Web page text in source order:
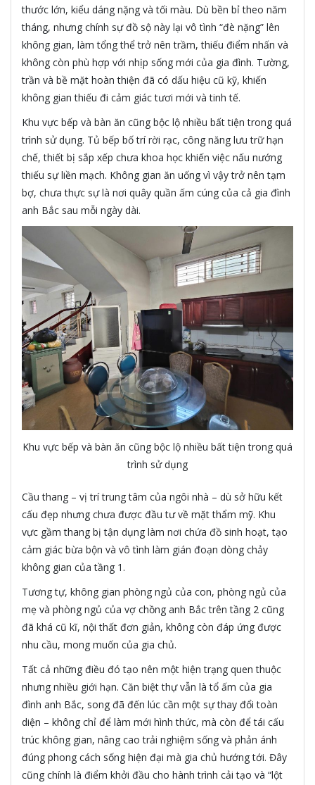
thước lớn, kiểu dáng nặng và tối màu. Dù bền bỉ theo năm
tháng, nhưng chính sự đồ sộ này lại vô tình “đè nặng” lên
không gian, làm tổng thể trở nên trầm, thiếu điểm nhấn và
không còn phù hợp với nhịp sống mới của gia đình. Tường,
trần và bề mặt hoàn thiện đã có dấu hiệu cũ kỹ, khiến
không gian thiếu đi cảm giác tươi mới và tinh tế.
Khu vực bếp và bàn ăn cũng bộc lộ nhiều bất tiện trong quá
trình sử dụng. Tủ bếp bố trí rời rạc, công năng lưu trữ hạn
chế, thiết bị sắp xếp chưa khoa học khiến việc nấu nướng
thiếu sự liền mạch. Không gian ăn uống vì vậy trở nên tạm
bợ, chưa thực sự là nơi quây quần ấm cúng của cả gia đình
anh Bắc sau mỗi ngày dài.
Khu vực bếp và bàn ăn cũng bộc lộ nhiều bất tiện trong quá
trình sử dụng
Cầu thang – vị trí trung tâm của ngôi nhà – dù sở hữu kết
cấu đẹp nhưng chưa được đầu tư về mặt thẩm mỹ. Khu
vực gầm thang bị tận dụng làm nơi chứa đồ sinh hoạt, tạo
cảm giác bừa bộn và vô tình làm gián đoạn dòng chảy
không gian của tầng 1.
Tương tự, không gian phòng ngủ của con, phòng ngủ của
mẹ và phòng ngủ của vợ chồng anh Bắc trên tầng 2 cũng
đã khá cũ kĩ, nội thất đơn giản, không còn đáp ứng được
nhu cầu, mong muốn của gia chủ.
Tất cả những điều đó tạo nên một hiện trạng quen thuộc
nhưng nhiều giới hạn. Căn biệt thự vẫn là tổ ấm của gia
đình anh Bắc, song đã đến lúc cần một sự thay đổi toàn
diện – không chỉ để làm mới hình thức, mà còn để tái cấu
trúc không gian, nâng cao trải nghiệm sống và phản ánh
đúng phong cách sống hiện đại mà gia chủ hướng tới. Đây
cũng chính là điểm khởi đầu cho hành trình cải tạo và “lột